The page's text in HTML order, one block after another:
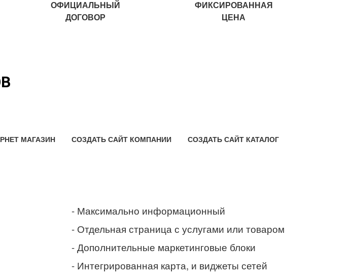
ОФИЦИАЛЬНЫЙ
ДОГОВОР
ФИКСИРОВАННАЯ
ЦЕНА
МАГАЗИН СОЗДАТЬ САЙТ КОМПАНИИ СОЗДАТЬ САЙТ КАТАЛОГ
- Максимально информационный
- Отдельная страница с услугами или товаром
- Дополнительные маркетинговые блоки
- Интегрированная карта, и виджеты сетей